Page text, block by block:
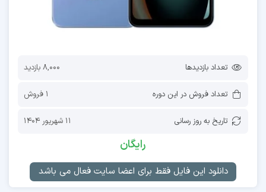
تعداد بازدیدها 8,000 بازدید
تعداد فروش در این دوره 1 فروش
تاریخ به روز رسانی 11 شهریور 1404
رایگان
دانلود این فایل فقط برای اعضا سایت فعال می باشد